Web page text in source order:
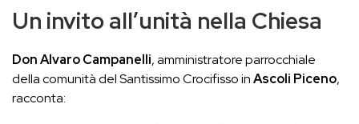
Un invito all’unità nella Chiesa
Don Alvaro Campanelli, amministratore parrocchiale
della comunità del Santissimo Crocifisso inAscoli Piceno,
racconta: